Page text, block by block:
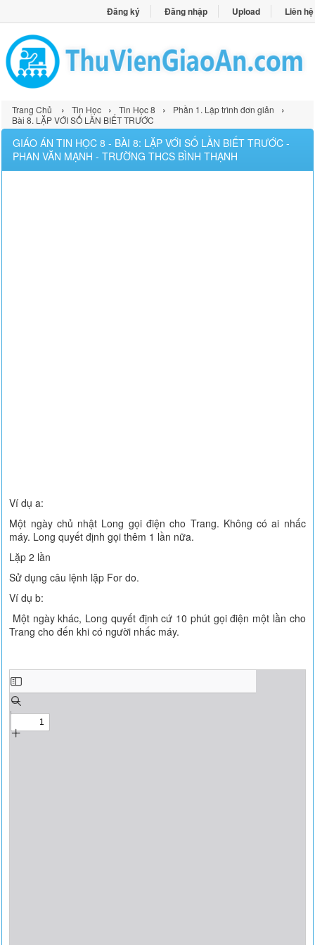
Đăng ký Đăng nhập Upload Liên hệ
Trang Chủ › Tin Học › Tin Học 8 › Phần 1. Lập trình đơn giản ›
Bài 8. LẶP VỚI SỐ LẦN BIẾT TRƯỚC
GIÁO ÁN TIN HỌC 8 - BÀI 8: LẶP VỚI SỐ LẦN BIẾT TRƯỚC -
PHAN VĂN MẠNH - TRƯỜNG THCS BÌNH THẠNH
Ví dụ a:
Một ngày chủ nhật Long gọi điện cho Trang. Không có ai nhấc
máy. Long quyết định gọi thêm 1 lần nữa.
Lặp 2 lần
Sử dụng câu lệnh lặp For do.
Ví dụ b:
Một ngày khác, Long quyết định cứ 10 phút gọi điện một lần cho
Trang cho đến khi có người nhấc máy.